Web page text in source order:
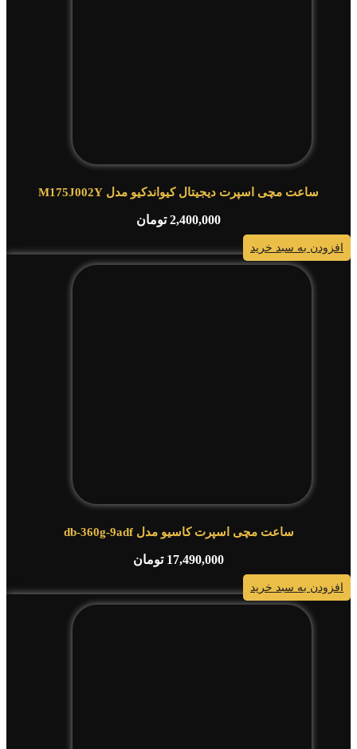
ساعت مچی اسپرت دیجیتال کیواندکیو مدل M175J002Y
2,400,000 تومان
افزودن به سبد خرید
ساعت مچی اسپرت کاسیو مدل db-360g-9adf
17,490,000 تومان
افزودن به سبد خرید